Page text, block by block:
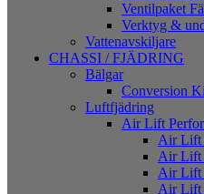
Ventilpaket
Verktyg &
Vattenavskiljare
CHASSI / FJÄDRING
Bälgar
Conversion
Luftfjädring
Air Lift
Air Lift
Air Lift
Air Lift
Air Lift